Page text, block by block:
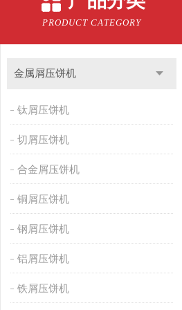
PRODUCT CATEGORY
金属屑压饼机
钛屑压饼机
切屑压饼机
合金屑压饼机
铜屑压饼机
钢屑压饼机
铝屑压饼机
铁屑压饼机